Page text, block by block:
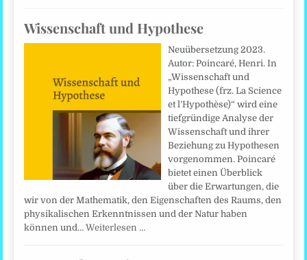
Wissenschaft und Hypothese
Neuübersetzung 2023.
Autor: Poincaré, Henri. In
„Wissenschaft und
Hypothese (frz. La Science
et l’Hypothèse)“ wird eine
tiefgründige Analyse der
Wissenschaft und ihrer
Beziehung zu Hypothesen
vorgenommen. Poincaré
bietet einen Überblick
über die Erwartungen, die
wir von der Mathematik, den Eigenschaften des Raums, den
physikalischen Erkenntnissen und der Natur haben
können und…Weiterlesen …